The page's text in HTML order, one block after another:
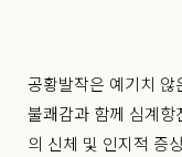
공황발작은 예기치
불쾌감과 함께 심계
의 신체 및 인지적 증